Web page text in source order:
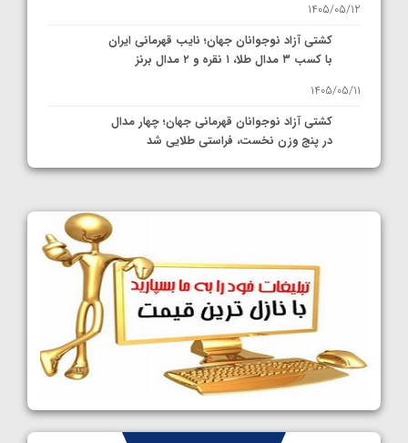
1405/05/12
کشتی آزاد نوجوانان جهان؛ نایب قهرمانی ایران
با کسب ۳ مدال طلا، ۱ نقره و ۲ مدال برنز
1405/05/11
کشتی آزاد نوجوانان قهرمانی جهان؛ چهار مدال
در پنج وزن نخست، فراستی طلایی شد
1405/05/11
کشتی آزاد نوجوانان جهان؛ رقبای نمایندگان
ایران مشخص شدند
1405/05/08
کشتی فرنگی نوجوانان جهان؛ سکوی تیمی
سوم برای ایران
1405/05/07